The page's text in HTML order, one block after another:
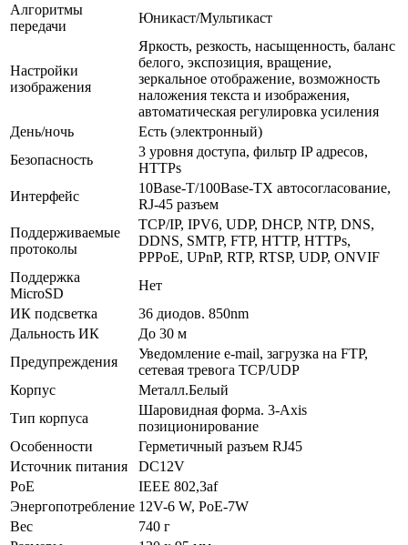
Алгоритмы
передачи
Юникаст/Мультикаст
Настройки
изображения
Яркость, резкость, насыщенность, баланс
белого, экспозиция, вращение,
зеркальное отображение, возможность
наложения текста и изображения,
автоматическая регулировка усиления
День/ночь
Есть (электронный)
Безопасность
3 уровня доступа, фильтр IP адресов,
HTTPs
Интерфейс
10Base-T/100Base-TX автосогласование,
RJ-45 разъем
Поддерживаемые
протоколы
TCP/IP, IPV6, UDP, DHCP, NTP, DNS,
DDNS, SMTP, FTP, HTTP, HTTPs,
PPPoE, UPnP, RTP, RTSP, UDP, ONVIF
Поддержка
MicroSD
Нет
ИК подсветка
36 диодов. 850nm
Дальность ИК
До 30 м
Предупреждения
Уведомление e-mail, загрузка на FTP,
сетевая тревога TCP/UDP
Корпус
Металл.Белый
Тип корпуса
Шаровидная форма. 3-Axis
позиционирование
Особенности
Герметичный разъем RJ45
Источник питания
DC12V
PoE
IEEE 802,3af
Энергопотребление 12V-6 W, PoE-7W
Вес
740 г